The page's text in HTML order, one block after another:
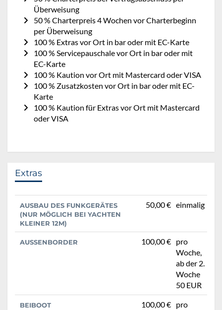
Überweisung
50 % Charterpreis 4 Wochen vor Charterbeginn
per Überweisung
100 % Extras vor Ort in bar oder mit EC-Karte
100 % Servicepauschale vor Ort in bar oder mit
EC-Karte
100 % Kaution vor Ort mit Mastercard oder VISA
100 % Zusatzkosten vor Ort in bar oder mit EC-
Karte
100 % Kaution für Extras vor Ort mit Mastercard
oder VISA
Extras
AUSBAU DES FUNKGERÄTES
(NUR MÖGLICH BEI YACHTEN
KLEINER 12M)
50,00 € einmalig
AUSSENBORDER 100,00 € pro
Woche,
ab der 2.
Woche
50 EUR
BEIBOOT 100,00 € pro